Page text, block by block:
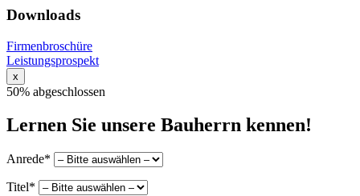
Downloads
Firmenbroschüre
Leistungsprospekt
x
50% abgeschlossen
Lernen Sie unsere Bauherrn kennen!
Anrede*
Titel*